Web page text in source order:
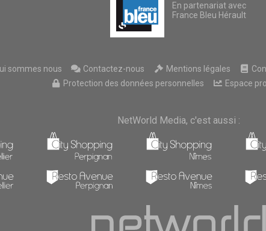
En partenariat avec
France Bleu Hérault
sommes nous Contactez-nous Mentions légales
Protection des données personnelles
Espace
NetWorld Media, c'est aussi :